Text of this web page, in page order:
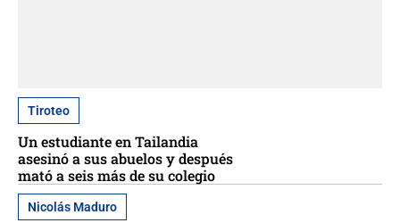
Tiroteo
Un estudiante en Tailandia
asesinó a sus abuelos y después
mató a seis más de su colegio
Nicolás Maduro